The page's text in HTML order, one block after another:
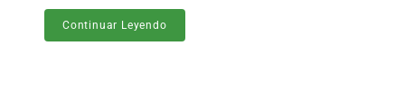
Continuar Leyendo